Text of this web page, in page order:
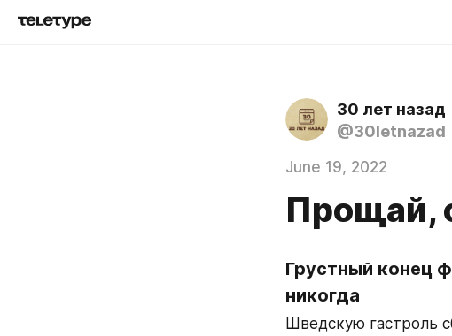
30 лет назад
@30letnazad
June 19, 2022
Прощай,
Грустный конец
никогда
Шведскую гастроль